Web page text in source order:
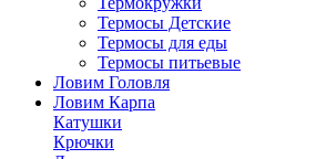
Термосы Детские
Термосы для еды
Термосы питьевые
Ловим Головля
Ловим Карпа
Катушки
Крючки